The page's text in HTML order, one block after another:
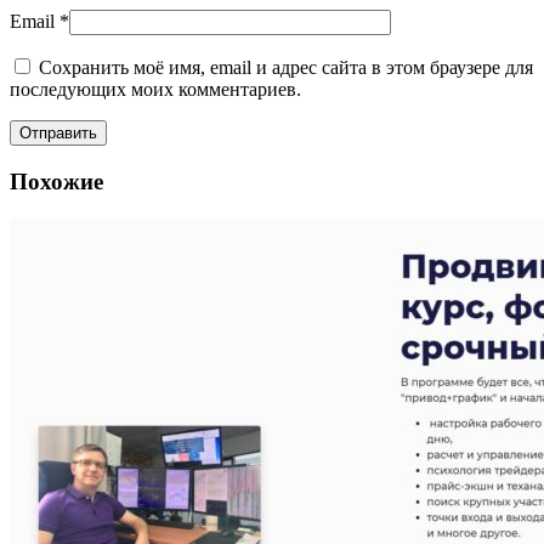
Email *
Сохранить моё имя, email и адрес сайта в этом браузере для
последующих моих комментариев.
Похожие